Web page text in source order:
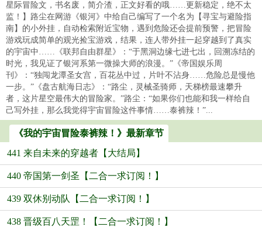
星际冒险文，书名废，简介渣，正文好看的哦……更新稳定，绝不太
监！】路尘在网游《银河》中给自己编写了一个名为【寻宝与避险指
南】的小外挂，自动检索附近宝物，遇到危险还会提前预警，把冒险
游戏玩成简单的观光捡宝游戏，结果，连人带外挂一起穿越到了真实
的宇宙中……《联邦自由群星》：“于黑洞边缘七进七出，回溯冻结的
时光，我见证了银河系第一微操大师的浪漫。”《帝国娱乐周
刊》：“独闯龙潭圣女宫，百花丛中过，片叶不沾身……危险总是慢他
一步。”《盘古航海日志》：“路尘，灵械圣骑师，天梯榜最速攀升
者，这片星空最伟大的冒险家。”路尘：“如果你们也能和我一样给自
己写外挂，那么我觉得宇宙冒险这件事情……泰裤辣！”...
《我的宇宙冒险泰裤辣！》最新章节
441 来自未来的穿越者【大结局】
440 帝国第一剑圣【二合一求订阅！】
439 双休别动队【二合一求订阅！】
438 晋级百八天罡！【二合一求订阅！】